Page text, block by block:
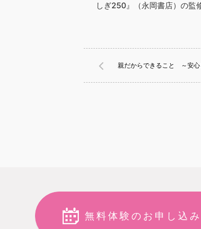
しぎ250』（永岡書店）の監
親だからできること ～安心
無料体験のお申し込み